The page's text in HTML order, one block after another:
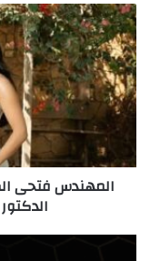
المهندس
فتحى
الصيفي
يحتفل
بزفاف
كريمته
الدكتور
الألمانيالمهندس فتحى